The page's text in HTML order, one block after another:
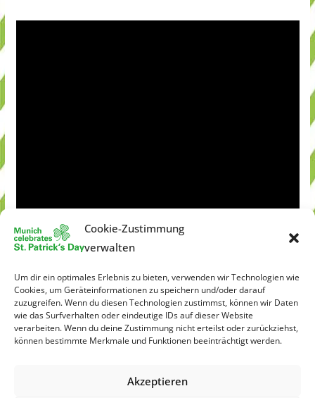
Cookie-Zustimmung
verwalten
Um dir ein optimales Erlebnis zu bieten, verwenden wir Technologien wie
Cookies, um Geräteinformationen zu speichern und/oder darauf
zuzugreifen. Wenn du diesen Technologien zustimmst, können wir Daten
wie das Surfverhalten oder eindeutige IDs auf dieser Website
verarbeiten. Wenn du deine Zustimmung nicht erteilst oder zurückziehst,
können bestimmte Merkmale und Funktionen beeinträchtigt werden.
Akzeptieren